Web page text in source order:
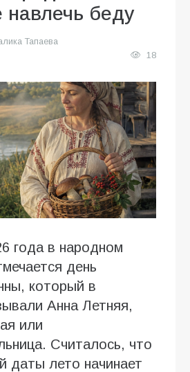
навлечь беду
Тапаева
18
года в народном
день
который в
Анна Летняя,
или
Считалось, что
даты лето начинает